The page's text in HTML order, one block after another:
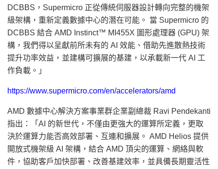
DCBBS，Supermicro 正從傳統伺服器設計轉向完整的機架
級架構，重新定義數據中心的潛在可能。 當 Supermicro 的
DCBBS 結合 AMD Instinct™ MI455X 圖形處理器 (GPU) 架
構，我們得以呈獻前所未有的 AI 效能、借助先進散熱技術
提升功率效益，並建構可擴展的基建，以承載新一代 AI 工
作負載。」
https://www.supermicro.com/en/accelerators/amd
AMD 數據中心解決方案事業群企業副總裁 Ravi Pendekanti
指出：「AI 的新世代，不僅由更強大的運算所定義，更取
決於運算力能否高效部署、互連和擴展。 AMD Helios 提供
開放式機架級 AI 架構，結合 AMD 頂尖的運算、網絡與軟
件，協助客戶加快部署、改善基建效率，並具備長期靈活性